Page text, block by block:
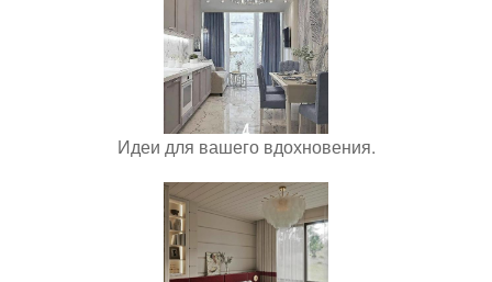
Идеи для вашего вдохновения.